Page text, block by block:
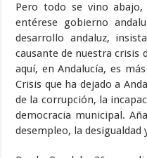
Pero todo se vino
entérese gobierno
desarrollo andaluz,
causante de nuestra crisis
aquí, en Andalucía, es
Crisis que ha dejado a
de la corrupción, la
democracia municipal.
desempleo, la desigualdad